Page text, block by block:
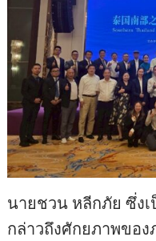
นายชวน หลีกภัย ซึ่ง
กล่าวถึงศักยภาพขอ